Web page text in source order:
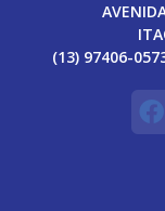
(13) 97406-